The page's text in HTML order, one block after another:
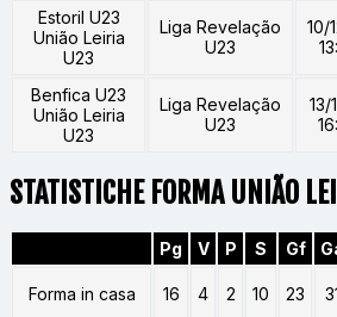
Estoril U23
União Leiria
U23
Liga Revelação
U23
10/
Benfica U23
União Leiria
U23
Liga Revelação
U23
13/
STATISTICHE FORMA UNIÃO
Pg V P S Gf
Forma in casa 16 4 2 10 23 31